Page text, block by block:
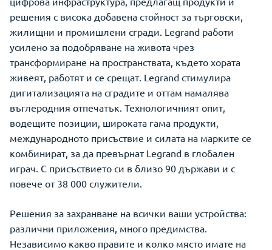
решения с висока добавена стойност за търговски,
жилищни и промишлени сгради. Legrand работи
усилено за подобряване на живота чрез
трансформиране на пространствата, където хората
живеят, работят и се срещат. Legrand стимулира
дигитализацията на сградите и оттам намалява
въглеродния отпечатък. Технологичният опит,
водещите позиции, широката гама продукти,
международното присъствие и силата на марките се
комбинират, за да превърнат Legrand в глобален
играч. С присъствието си в близо 90 държави и с
повече от 38 000 служители.
Решения за захранване на всички ваши устройства:
различни приложения, много предимства.
Независимо какво правите и колко място имате на